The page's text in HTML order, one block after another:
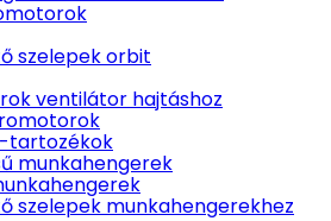
szelepek orbit
ventilátor hajtáshoz
tartozékok
munkahengerek
szelepek munkahengerekhez